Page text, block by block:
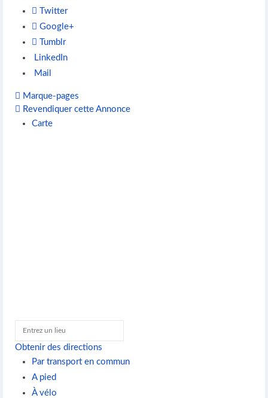
Twitter
Google+
Tumblr
LinkedIn
Mail
Marque-pages
Revendiquer cette Annonce
Carte
Obtenir des directions
Par transport en commun
A pied
À vélo